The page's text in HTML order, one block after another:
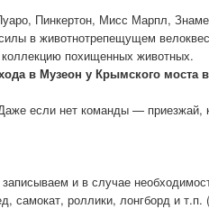
Пинкертон, Мисс Марпл,
в животнотрепещущем
похищенных животных.
в Музеон у Крымского моста в
если нет команды — приезжай,
и в случае
роллики, лонгборд и т.п.